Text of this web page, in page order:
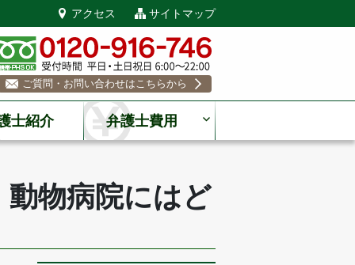
アクセス サイトマップ
ご質問・お問い合わせはこちらから
士紹介 弁護士費用
物病院にはど